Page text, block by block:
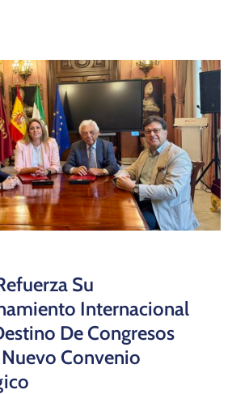
Su
Internacional
De Congresos
Convenio